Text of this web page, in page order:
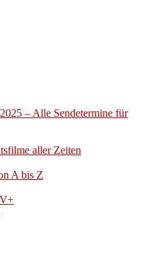
– Alle Sendetermine für
aller Zeiten
A bis Z